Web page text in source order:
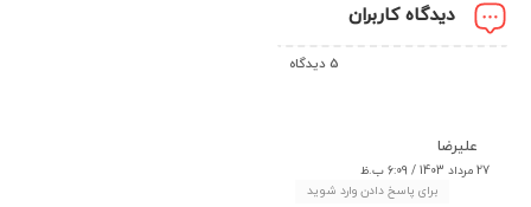
دیدگاه کاربران
5 دیدگاه
علیرضا
27 مرداد 1403 / 6:09 ب.ظ
برای پاسخ دادن وارد شوید